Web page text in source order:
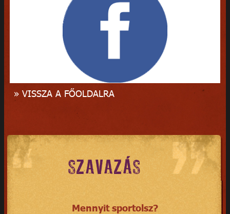
» VISSZA A FŐOLDALRA
SZAVAZÁS
Mennyit sportolsz?